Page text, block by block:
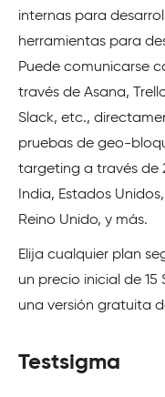
internas para
herramientas para
Puede comunicarse
través de Asana,
Slack, etc.,
pruebas de geo-
targeting a través de
India, Estados
Reino Unido, y más.
Elija cualquier plan
un precio inicial de
una versión gratuita
Testsigma